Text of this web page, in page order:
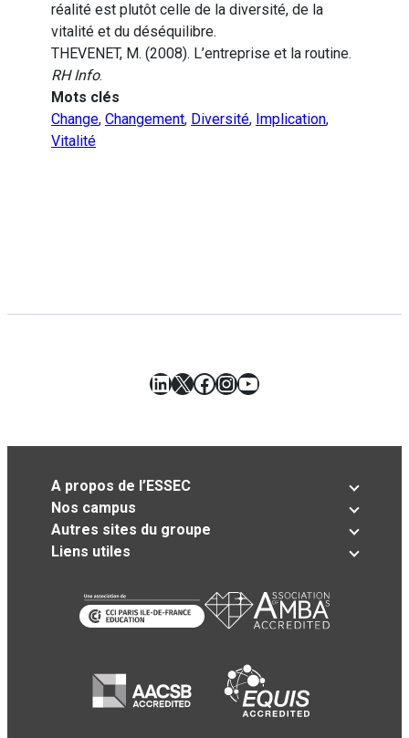
réalité est plutôt celle de la diversité, de la
vitalité et du déséquilibre.
THEVENET, M. (2008). L’entreprise et la routine.
RH Info.
Mots clés
Change, Changement, Diversité, Implication,
Vitalité
LinkedIn
X Facebook
Instagram
YouTube
A propos de l’ESSEC
Nos campus
Autres sites du groupe
Liens utiles